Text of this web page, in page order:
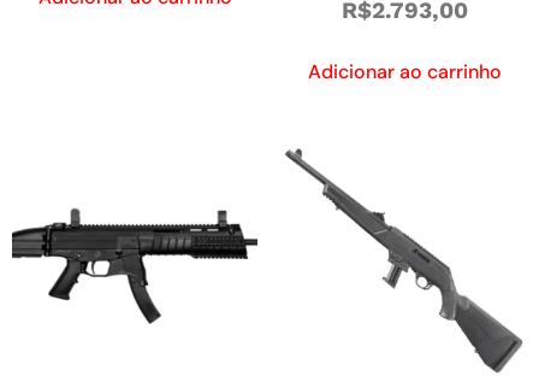
R$2.793,00
Adicionar ao carrinho